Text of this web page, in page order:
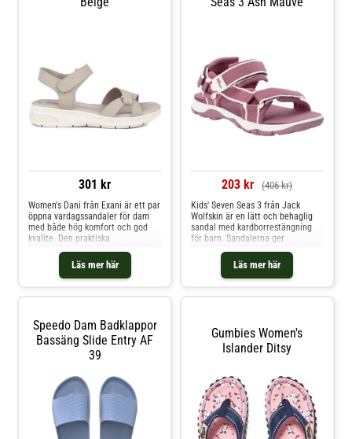
301 kr
Läs mer här
Women's Dani från Exani är ett par
öppna vardagssandaler för dam
med både hög komfort och god
kvalite. Den praktiska
kardborreknäppningen gör det lätt
att ta av och på sandalen, medan
den mjuka innersulan i
memoryfoam ger ett behagligt
Innersula i memoryfoam Ovandel
i äkta läder Kardborrknäppning
203 kr (406 kr)
Läs mer här
Kids' Seven Seas 3 från Jack
Wolfskin är en lätt och behaglig
sandal med kardborrestängning
för barn. Sandalerna ger
dämpning i hälen och har ett
säkert grepp i sulan.
Speedo Dam Badklappor
Bassäng Slide Entry AF
39
Gumbies Women's
Islander Ditsy